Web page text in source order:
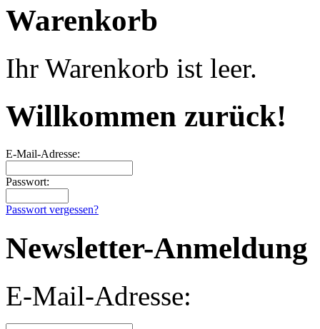
Warenkorb
Ihr Warenkorb ist leer.
Willkommen zurück!
E-Mail-Adresse:
Passwort:
Passwort vergessen?
Newsletter-Anmeldung
E-Mail-Adresse: